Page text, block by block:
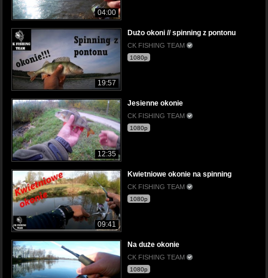
04:00
19:57
Dużo okoni // spinning z pontonu
CK FISHING TEAM
1080p
12:35
Jesienne okonie
CK FISHING TEAM
1080p
09:41
Kwietniowe okonie na spinning
CK FISHING TEAM
1080p
Na duże okonie
CK FISHING TEAM
1080p